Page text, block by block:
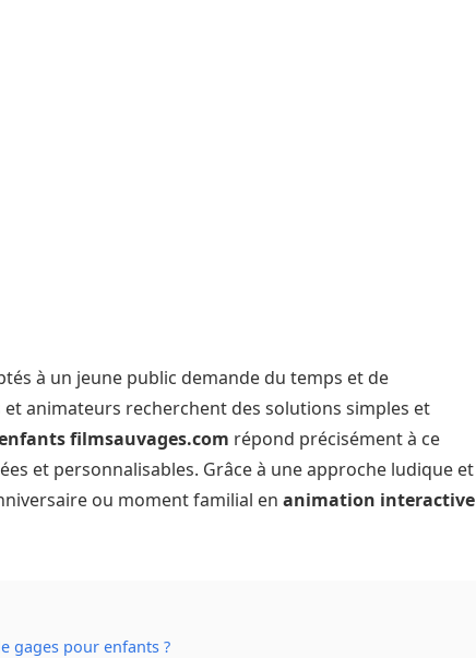
à un jeune public demande du temps et de
animateurs recherchent des solutions simples et
filmsauvages.com répond précisément à ce
et personnalisables. Grâce à une approche ludique et
ou moment familial enanimation interactive
gages pour enfants ?